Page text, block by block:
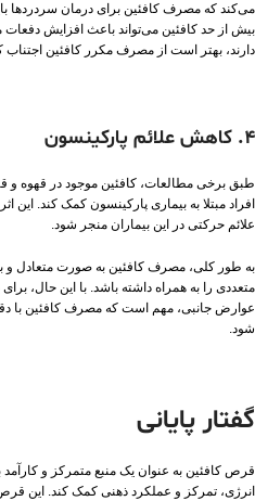
بیش از حد کافئین می‌تواند باعث افزایش
دارند، بهتر است از مصرف مکرر کافئین اجتناب
4. کاهش علائم پارکینسون
طبق برخی مطالعات، کافئین موجود در قهوه و
افراد مبتلا به بیماری پارکینسون کمک کند. این
علائم حرکتی در این بیماران منجر شود.
به طور کلی، مصرف کافئین به صورت متعادل و
متعددی را به همراه داشته باشد. با این حال، برای
عوارض جانبی، مهم است که مصرف کافئین با
شود.
گفتار پایانی
قرص کافئین به عنوان یک منبع متمرکز و کارآمد
انرژی، تمرکز و عملکرد ذهنی کمک کند. این